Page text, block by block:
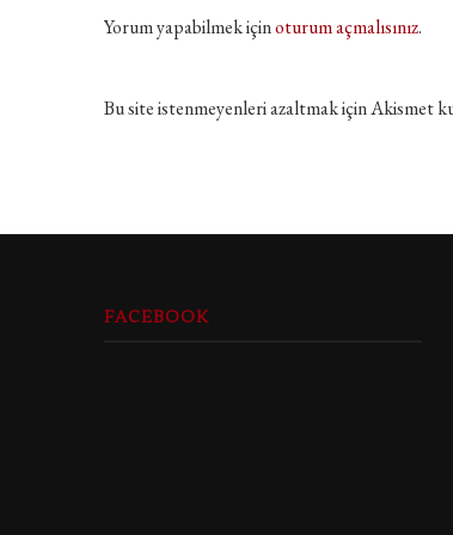
Yorum yapabilmek içinoturum açmalısınız.
Bu site istenmeyenleri azaltmak için Akismet
FACEBOOK